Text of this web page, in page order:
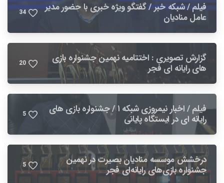
فیلم / شبکه خبر / گفتگو ویژه خبری با حضور مدیر
عامل منادیان 34
گزارش تصویری : اختتامیه نهمین جشنواره بازی
های رایانه ای فجر 20
فیلم / اخبار نیمروزی شبکه ۱ / جشنواره بازی های
رایانه ای در ایستگاه پایانی 5
درخشش موسسه منادیان بصیرت در نهمین
جشنواره بازی‌های رایانه‌ای فجر 5